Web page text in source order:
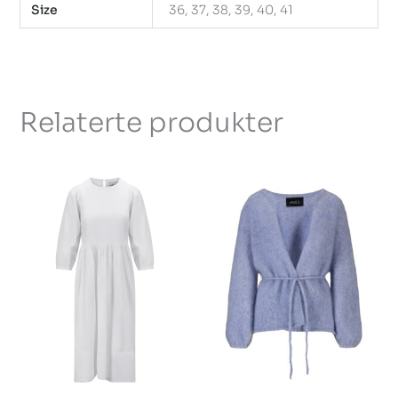
Size 36, 37, 38, 39, 40, 41
Relaterte produkter